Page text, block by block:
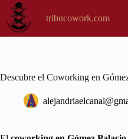
Saltar
contenido
tribucowork.com
Descubre el Coworking en